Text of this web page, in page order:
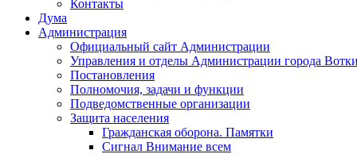
Контакты
Дума
Администрация
Официальный сайт Администрации
Управления и отделы Администрации города
Постановления
Полномочия, задачи и функции
Подведомственные организации
Защита населения
Гражданская оборона. Памятки
Сигнал Внимание всем